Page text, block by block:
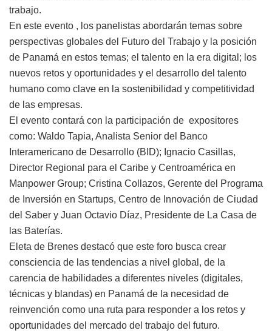
trabajo.
En este evento , los panelistas abordarán temas sobre
perspectivas globales del Futuro del Trabajo y la posición
de Panamá en estos temas; el talento en la era digital; los
nuevos retos y oportunidades y el desarrollo del talento
humano como clave en la sostenibilidad y competitividad
de las empresas.
El evento contará con la participación de expositores
como: Waldo Tapia, Analista Senior del Banco
Interamericano de Desarrollo (BID); Ignacio Casillas,
Director Regional para el Caribe y Centroamérica en
Manpower Group; Cristina Collazos, Gerente del Programa
de Inversión en Startups, Centro de Innovación de Ciudad
del Saber y Juan Octavio Díaz, Presidente de La Casa de
las Baterías.
Eleta de Brenes destacó que este foro busca crear
consciencia de las tendencias a nivel global, de la
carencia de habilidades a diferentes niveles (digitales,
técnicas y blandas) en Panamá de la necesidad de
reinvención como una ruta para responder a los retos y
oportunidades del mercado del trabajo del futuro.